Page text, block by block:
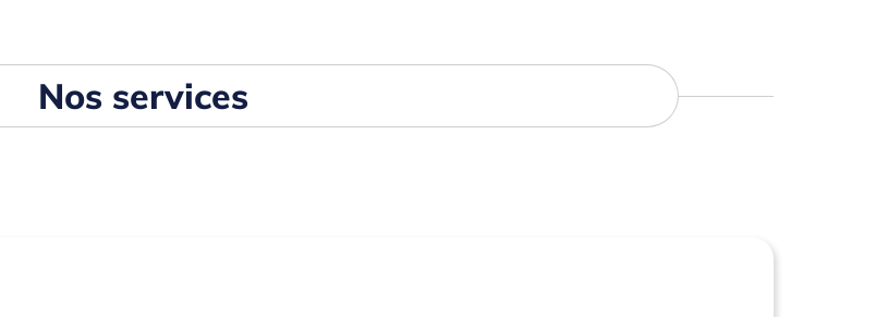
Nos services